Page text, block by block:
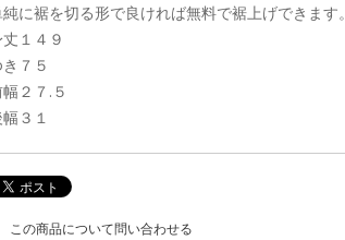
に裾を切る形で良ければ無料で裾上げできます。
１４９
７５
２７.５
３１
この商品について問い合わせる